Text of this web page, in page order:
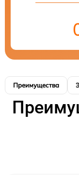
Преимущества